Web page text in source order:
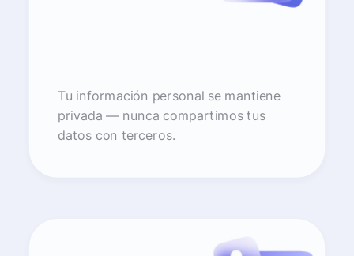
Tu información personal se mantiene
privada — nunca compartimos tus
datos con terceros.